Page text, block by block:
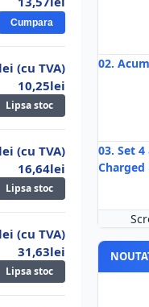
Cumpara
(cu TVA)
10,25lei
Lipsa stoc
(cu TVA)
16,64lei
Lipsa stoc
(cu TVA)
31,63lei
Lipsa stoc
02.
03.Set
Charged
04.